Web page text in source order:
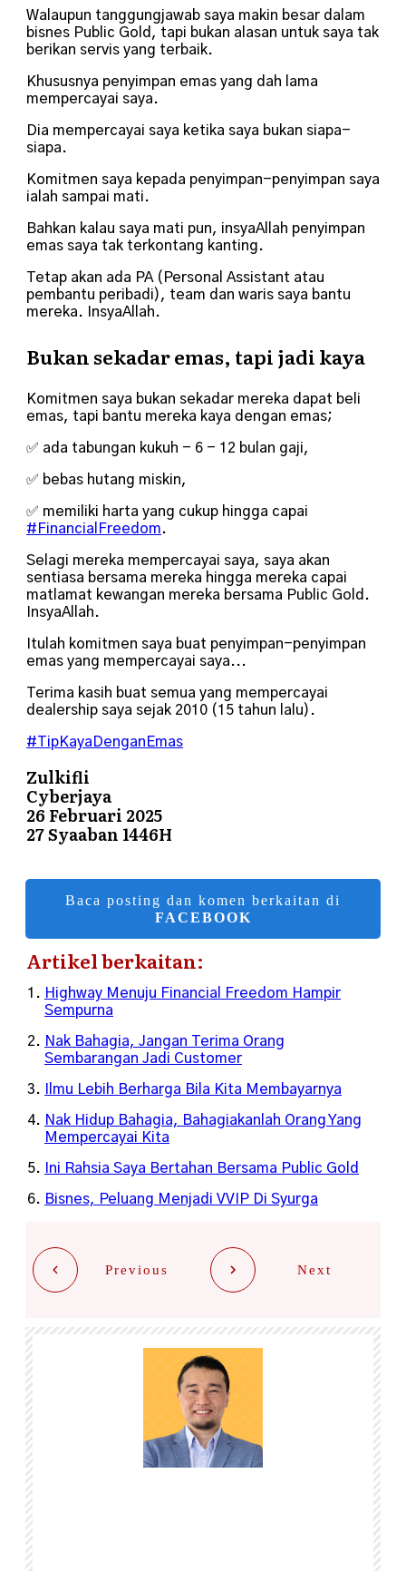
Walaupun tanggungjawab saya makin besar dalam
bisnes Public Gold, tapi bukan alasan untuk saya tak
berikan servis yang terbaik.
Khususnya penyimpan emas yang dah lama
mempercayai saya.
Dia mempercayai saya ketika saya bukan siapa-
siapa.
Komitmen saya kepada penyimpan-penyimpan saya
ialah sampai mati.
Bahkan kalau saya mati pun, insyaAllah penyimpan
emas saya tak terkontang kanting.
Tetap akan ada PA (Personal Assistant atau
pembantu peribadi), team dan waris saya bantu
mereka. InsyaAllah.
Bukan sekadar emas, tapi jadi kaya
Komitmen saya bukan sekadar mereka dapat beli
emas, tapi bantu mereka kaya dengan emas;
✅ ada tabungan kukuh - 6 - 12 bulan gaji,
✅ bebas hutang miskin,
✅ memiliki harta yang cukup hingga capai
#FinancialFreedom.
Selagi mereka mempercayai saya, saya akan
sentiasa bersama mereka hingga mereka capai
matlamat kewangan mereka bersama Public Gold.
InsyaAllah.
Itulah komitmen saya buat penyimpan-penyimpan
emas yang mempercayai saya...
Terima kasih buat semua yang mempercayai
dealership saya sejak 2010 (15 tahun lalu).
#TipKayaDenganEmas
Zulkifli
Cyberjaya
26 Februari 2025
27 Syaaban 1446H
Baca posting dan komen berkaitan di
FACEBOOK
Artikel berkaitan:
Highway Menuju Financial Freedom Hampir
Sempurna
Nak Bahagia, Jangan Terima Orang
Sembarangan Jadi Customer
Ilmu Lebih Berharga Bila Kita Membayarnya
Nak Hidup Bahagia, Bahagiakanlah Orang Yang
Mempercayai Kita
Ini Rahsia Saya Bertahan Bersama Public Gold
Bisnes, Peluang Menjadi VVIP Di Syurga
Previous Next